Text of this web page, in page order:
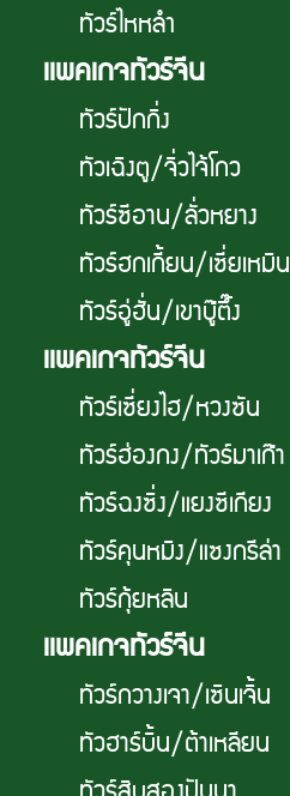
ทัวร์ไหหลำ
เเพคเกจทัวร์จีน
ทัวร์ปักกิ่ง
ทัวเฉิงตู/จิ่วไจ้โกว
ทัวร์ซีอาน/ลั่วหยาง
ทัวร์ฮกเกี้ยน/เซี่ยเหมิน
ทัวร์อู่ฮั่น/เขาบู๊ตึ๊ง
เเพคเกจทัวร์จีน
ทัวร์เซี่ยงไฮ/หวงซัน
ทัวร์ฮ่องกง/ทัวร์มาเก๊า
ทัวร์ฉงซิ่ง/แยงซีเกียง
ทัวร์คุนหมิง/แซงกรีล่า
ทัวร์กุ้ยหลิน
เเพคเกจทัวร์จีน
ทัวร์กวางเจา/เซินเจิ้น
ทัวฮาร์บิ้น/ต้าเหลียน